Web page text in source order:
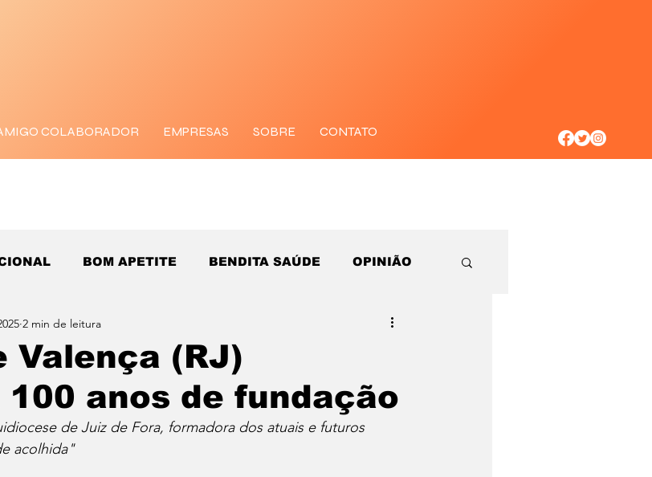
COLABORADOR EMPRESAS SOBRE CONTATO
BOM APETITE BENDITA SAÚDE OPINIÃO
Valença (RJ)
anos de fundação
2 min de leitura
de Juiz de Fora, formadora dos atuais e futuros
acolhida"